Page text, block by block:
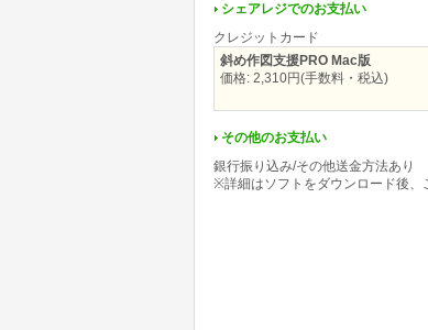
が、12.5以降と11.5以前では異な
シェアレジでのお支払い
クレジットカード
斜め作図支援PRO Mac版
価格: 2,310円(手数料・税込)
その他のお支払い
銀行振り込み/その他送金方法あり
※詳細はソフトをダウンロード後、